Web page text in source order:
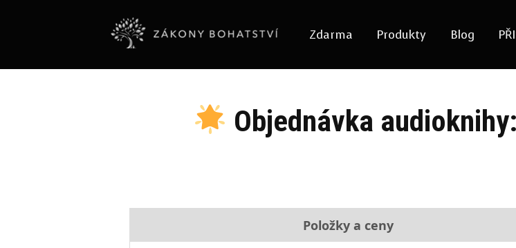
Zdarma Produkty Blog
Objednávka
Položky a ceny